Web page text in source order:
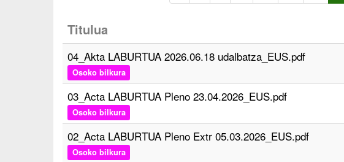
Titulua
04_Akta LABURTUA 2026.06.18 udalbatza_EUS.pdf
Osoko bilkura
03_Acta LABURTUA Pleno 23.04.2026_EUS.pdf
Osoko bilkura
02_Acta LABURTUA Pleno Extr 05.03.2026_EUS.pdf
Osoko bilkura